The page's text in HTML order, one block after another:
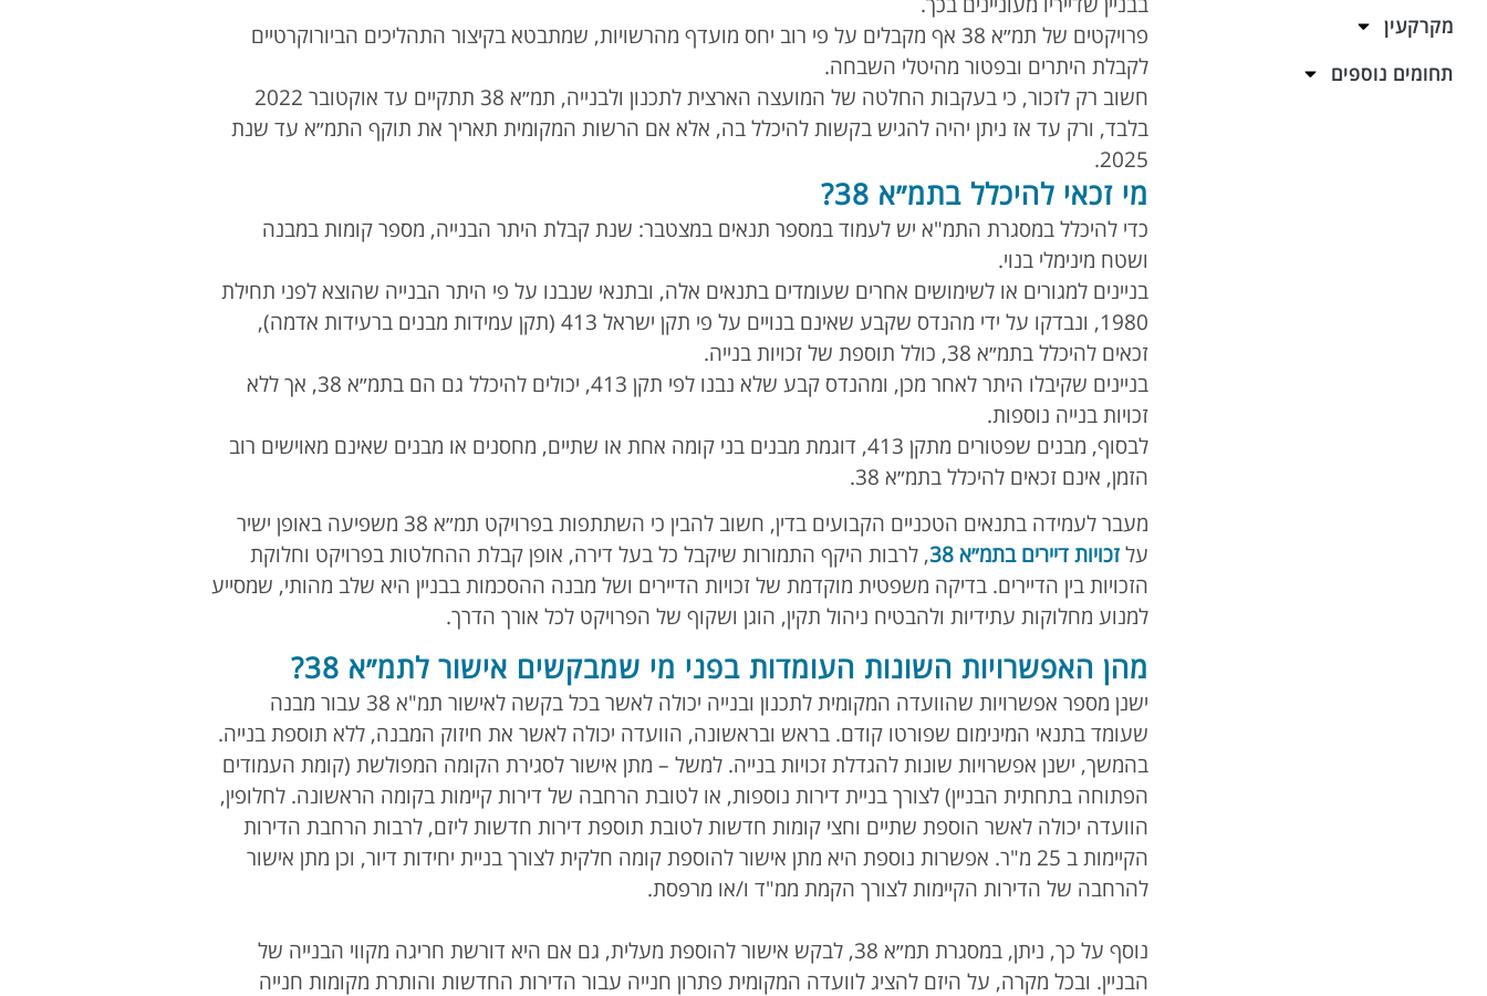
מקרקעין
תחומים נוספים
פרויקטים של תמ״א 38 אף מקבלים על פי רוב יחס מועדף מהרשויות, שמתבטא בקיצור התהליכים הביורוקרטיים
לקבלת היתרים ובפטור מהיטלי השבחה.
חשוב רק לזכור, כי בעקבות החלטה של המועצה הארצית לתכנון ולבנייה, תמ״א 38 תתקיים עד אוקטובר 2022
בלבד, ורק עד אז ניתן יהיה להגיש בקשות להיכלל בה, אלא אם הרשות המקומית תאריך את תוקף התמ״א עד שנת
2025.
מי זכאי להיכלל בתמ״א 38?
כדי להיכלל במסגרת התמ"א יש לעמוד במספר תנאים במצטבר: שנת קבלת היתר הבנייה, מספר קומות במבנה
ושטח מינימלי בנוי.
בניינים למגורים או לשימושים אחרים שעומדים בתנאים אלה, ובתנאי שנבנו על פי היתר הבנייה שהוצא לפני תחילת
1980, ונבדקו על ידי מהנדס שקבע שאינם בנויים על פי תקן ישראל 413 (תקן עמידות מבנים ברעידות אדמה),
זכאים להיכלל בתמ״א 38, כולל תוספת של זכויות בנייה.
בניינים שקיבלו היתר לאחר מכן, ומהנדס קבע שלא נבנו לפי תקן 413, יכולים להיכלל גם הם בתמ״א 38, אך ללא
זכויות בנייה נוספות.
לבסוף, מבנים שפטורים מתקן 413, דוגמת מבנים בני קומה אחת או שתיים, מחסנים או מבנים שאינם מאוישים רוב
הזמן, אינם זכאים להיכלל בתמ״א 38.
מעבר לעמידה בתנאים הטכניים הקבועים בדין, חשוב להבין כי השתתפות בפרויקט תמ״א 38 משפיעה באופן ישיר
על זכויות דיירים בתמ״א 38
, לרבות היקף התמורות שיקבל כל בעל דירה, אופן קבלת ההחלטות בפרויקט וחלוקת
הזכויות בין הדיירים. בדיקה משפטית מוקדמת של זכויות הדיירים ושל מבנה ההסכמות בבניין היא שלב מהותי, שמסייע
למנוע מחלוקות עתידיות ולהבטיח ניהול תקין, הוגן ושקוף של הפרויקט לכל אורך הדרך.
מהן האפשרויות השונות העומדות בפני מי שמבקשים אישור לתמ״א 38?
ישנן מספר אפשרויות שהוועדה המקומית לתכנון ובנייה יכולה לאשר בכל בקשה לאישור תמ"א 38 עבור מבנה
שעומד בתנאי המינימום שפורטו קודם. בראש ובראשונה, הוועדה יכולה לאשר את חיזוק המבנה, ללא תוספת בנייה.
בהמשך, ישנן אפשרויות שונות להגדלת זכויות בנייה. למשל – מתן אישור לסגירת הקומה המפולשת (קומת העמודים
הפתוחה בתחתית הבניין) לצורך בניית דירות נוספות, או לטובת הרחבה של דירות קיימות בקומה הראשונה. לחלופין,
הוועדה יכולה לאשר הוספת שתיים וחצי קומות חדשות לטובת תוספת דירות חדשות ליזם, לרבות הרחבת הדירות
הקיימות ב 25 מ"ר. אפשרות נוספת היא מתן אישור להוספת קומה חלקית לצורך בניית יחידות דיור, וכן מתן אישור
להרחבה של הדירות הקיימות לצורך הקמת ממ"ד ו/או מרפסת.
נוסף על כך, ניתן, במסגרת תמ״א 38, לבקש אישור להוספת מעלית, גם אם היא דורשת חריגה מקווי הבנייה של
הבניין. ובכל מקרה, על היזם להציג לוועדה המקומית פתרון חנייה עבור הדירות החדשות והותרת מקומות חנייה